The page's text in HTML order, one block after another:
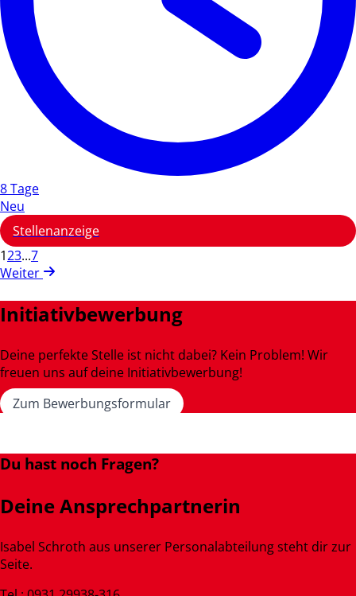
8 Tage
Neu
Stellenanzeige
123...7
Weiter
Initiativbewerbung
Deine perfekte Stelle ist nicht dabei? Kein Problem! Wir
freuen uns auf deine Initiativbewerbung!
Zum Bewerbungsformular
Du hast noch Fragen?
Deine Ansprechpartnerin
Isabel Schroth aus unserer Personalabteilung steht dir zur
Seite.